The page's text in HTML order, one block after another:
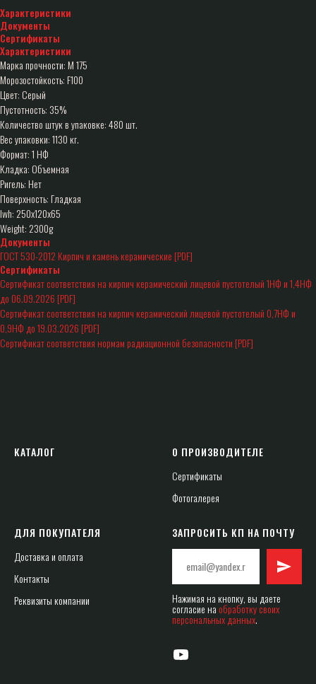
Характеристики
Документы
Сертификаты
Характеристики
Марка прочности: М 175
Морозостойкость: F100
Цвет: Серый
Пустотность: 35%
Количество штук в упаковке: 480 шт.
Вес упаковки: 1130 кг.
Формат: 1 НФ
Кладка: Объемная
Ригель: Нет
Поверхность: Гладкая
lwh: 250x120x65
Weight: 2300g
Документы
ГОСТ 530-2012 Кирпич и камень керамические [PDF]
Сертификаты
Сертификат соответствия на кирпич керамический лицевой пустотелый 1НФ и 1,4НФ
до 06.09.2026 [PDF]
Сертификат соответствия на кирпич керамический лицевой пустотелый 0,7НФ и
0,9НФ до 19.03.2026 [PDF]
Сертификат соответствия нормам радиационной безопасности [PDF]
КАТАЛОГ
О ПРОИЗВОДИТЕЛЕ
Сертификаты
Фотогалерея
ДЛЯ ПОКУПАТЕЛЯ
Доставка и оплата
Контакты
Реквизиты компании
ЗАПРОСИТЬ КП НА ПОЧТУ
Нажимая на кнопку, вы даете
согласие на обработку своих
персональных данных.